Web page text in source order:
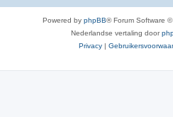
Powered by phpBB® Forum Software
Nederlandse vertaling door
Privacy |